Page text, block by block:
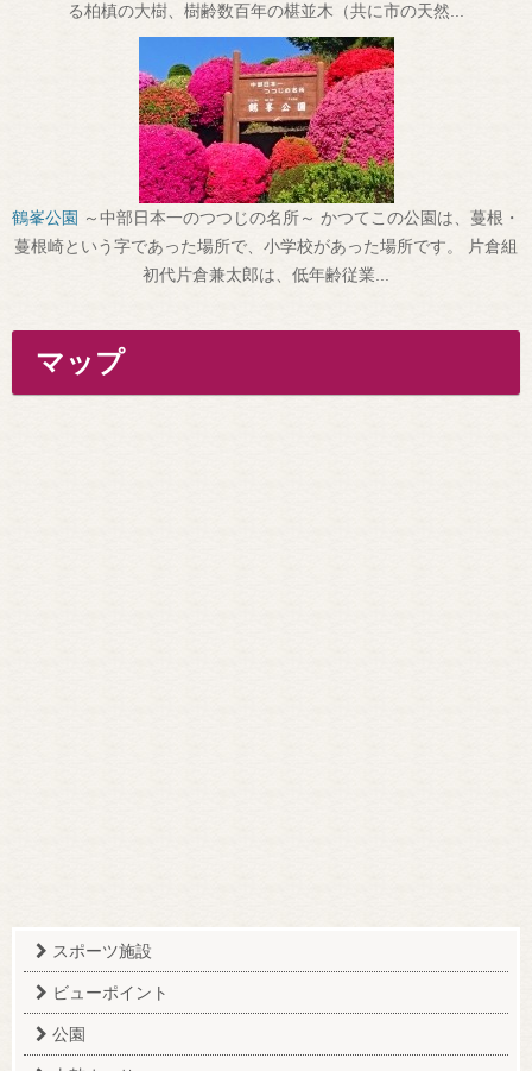
る柏槙の大樹、樹齢数百年の椹並木（共に市の天然...
鶴峯公園 ～中部日本一のつつじの名所～ かつてこの公園は、蔓根・
蔓根崎という字であった場所で、小学校があった場所です。 片倉組
初代片倉兼太郎は、低年齢従業...
マップ
スポーツ施設
ビューポイント
公園